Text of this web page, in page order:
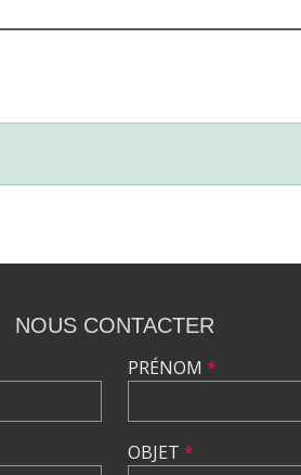
NOUS CONTACTER
PRÉNOM *
OBJET *